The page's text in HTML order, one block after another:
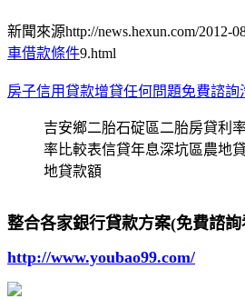
新聞來源http://news.hexun.com/2012-
車借款條件9.html
房子信用貸款增貸任何問題免費諮詢
吉安鄉二胎石碇區二胎房貸利
率比較表信貸年息深坑區農地
地貸款額
整合各家銀行貸款方案(免費諮詢
http://www.youbao99.com/